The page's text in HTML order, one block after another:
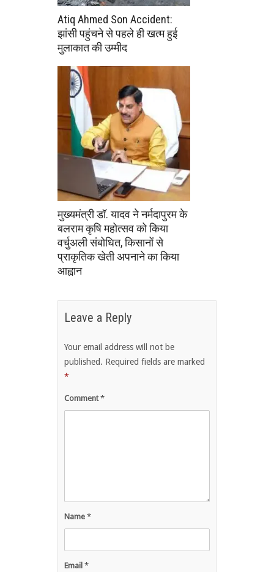
Atiq Ahmed Son Accident:
झांसी पहुंचने से पहले ही खत्म हुई
मुलाकात की उम्मीद
मुख्यमंत्री डॉ. यादव ने नर्मदापुरम के
बलराम कृषि महोत्सव को किया
वर्चुअली संबोधित, किसानों से
प्राकृतिक खेती अपनाने का किया
आह्वान
Leave a Reply
Your email address will not be
published. Required fields are marked
*
Comment*
Name *
Email *